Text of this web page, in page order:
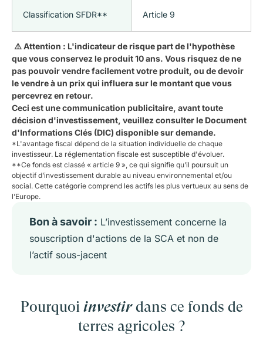
Classification SFDR** Article 9
⚠️ Attention : L'indicateur de risque part de l'hypothèse
que vous conservez le produit 10 ans. Vous risquez de ne
pas pouvoir vendre facilement votre produit, ou de devoir
le vendre à un prix qui influera sur le montant que vous
percevrez en retour.
Ceci est une communication publicitaire, avant toute
décision d'investissement, veuillez consulter le Document
d'Informations Clés (DIC) disponible sur demande.
*L'avantage fiscal dépend de la situation individuelle de chaque
investisseur. La réglementation fiscale est susceptible d'évoluer.
**Ce fonds est classé « article 9 », ce qui signifie qu’il poursuit un
objectif d’investissement durable au niveau environnemental et/ou
social. Cette catégorie comprend les actifs les plus vertueux au sens de
l’Europe.
Bon à savoir : L’investissement concerne la
souscription d'actions de la SCA et non de
l’actif sous-jacent
Pourquoi investirdans ce fonds de
terres agricoles ?